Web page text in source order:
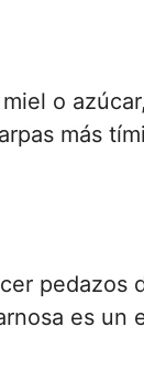
o
más
pedazos
es un